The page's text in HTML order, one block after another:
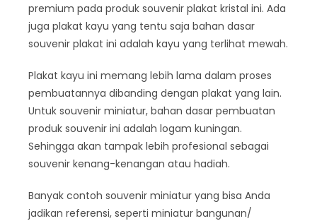
premium pada produk souvenir plakat kristal ini. Ada
juga plakat kayu yang tentu saja bahan dasar
souvenir plakat ini adalah kayu yang terlihat mewah.
Plakat kayu ini memang lebih lama dalam proses
pembuatannya dibanding dengan plakat yang lain.
Untuk souvenir miniatur, bahan dasar pembuatan
produk souvenir ini adalah logam kuningan.
Sehingga akan tampak lebih profesional sebagai
souvenir kenang-kenangan atau hadiah.
Banyak contoh souvenir miniatur yang bisa Anda
jadikan referensi, seperti miniatur bangunan/